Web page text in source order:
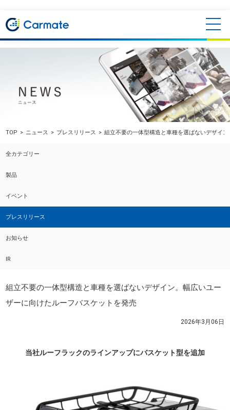
TOP ニュース プレスリリース 組立不要の一体型構造と車種を選ばないデザイ
全カテゴリー
製品
イベント
プレスリリース
お知らせ
IR
組立不要の一体型構造と車種を選ばないデザイン。幅広いユー
ザーに向けたルーフバスケットを発売
2026年3月06日
当社ルーフラックのラインアップにバスケット型を追加